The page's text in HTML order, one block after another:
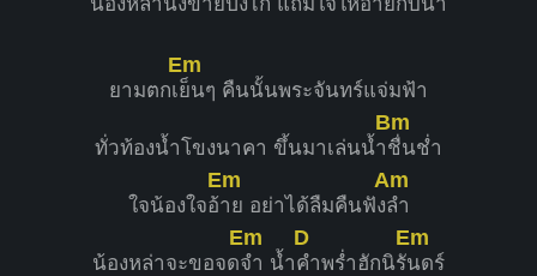
ยามตกเ
Em
ย็นๆ คืนนั้นพระจันทร์แจ่มฟ้า
ทั่วท้องน้ำโขงนาคา ขึ้นมาเล่นน้ำ
Bm
ชื่นช่ำ
ใจน้องใจอ้
Em
าย อย่าได้ลืมคืนฟัง
Am
ลำ
น้องหล่าจะขอจด
Em
จำ น้ำ
D
คำพร่ำฮักนิรั
Em
นดร์